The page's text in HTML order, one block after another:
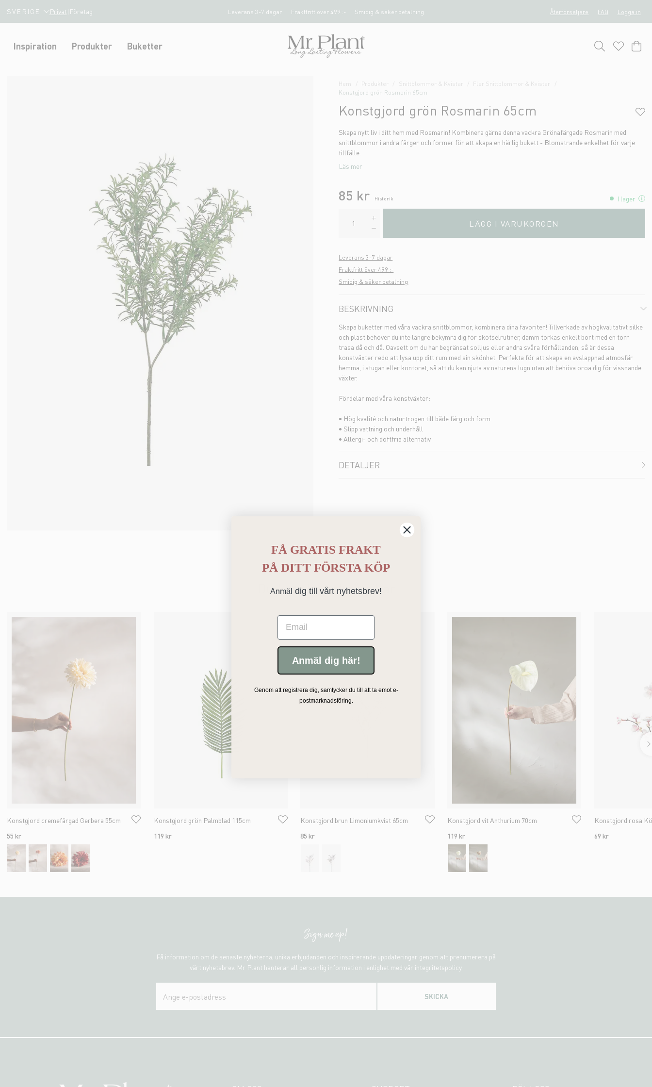
SVERIGE Privat| Företag Leverans 3-7 dagar Fraktfritt över 499 :- Smidig & säker betalning Återförsäljare FAQ Logga in
Inspiration Produkter Buketter
Hem Produkter Snittblommor & Kvistar
Fler Snittblommor & Kvistar
Konstgjord grön Rosmarin 65cm
Konstgjord grön Rosmarin 65cm
Skapa nytt liv i ditt hem med Rosmarin! Kombinera gärna denna vackra Grönafärgade Rosmarin med
snittblommor i andra färger och former för att skapa en härlig bukett - Blomstrande enkelhet för varje
tillfälle.
Läs mer
85 kr Historik I lager
LÄGG I VARUKORGEN
Leverans 3-7 dagar
Fraktfritt över 499 :-
Smidig & säker betalning
BESKRIVNING
Skapa buketter med våra vackra snittblommor, kombinera dina favoriter! Tillverkade av högkvalitativt silke
och plast behöver du inte längre bekymra dig för skötselrutiner, damm torkas enkelt bort med en torr
trasa då och då. Oavsett om du har begränsat solljus eller andra svåra förhållanden, så är dessa
konstväxter redo att lysa upp ditt rum med sin skönhet. Perfekta för att skapa en avslappnad atmosfär
hemma, i stugan eller kontoret, så att du kan njuta av naturens lugn utan att behöva oroa dig för vissnande
växter.
Fördelar med våra konstväxter:
• Hög kvalité och naturtrogen till både färg och form
• Slipp vattning och underhåll
• Allergi- och doftfria alternativ
DETALJER
Du kanske också gillar
Konstgjord cremefärgad Gerbera 55cm
55 kr
Konstgjord grön Palmblad 115cm
119 kr
Konstgjord brun Limoniumkvist 65cm
85 kr
Konstgjord vit Anthurium 70cm
119 kr
Konstgjord rosa
69 kr
Sign me up!
Få information om de senaste nyheterna, unika erbjudanden och inspirerande uppdateringar genom att prenumerera på
vårt nyhetsbrev. Mr Plant hanterar all personlig information i enlighet med vår integritetspolicy.
SKICKA
FÅ GRATIS FRAKT
PÅ DITT FÖRSTA KÖP
Anmäl dig till vårt nyhetsbrev!
Email
Anmäl dig här!
Genom att registrera dig, samtycker du till att ta emot e-
postmarknadsföring.